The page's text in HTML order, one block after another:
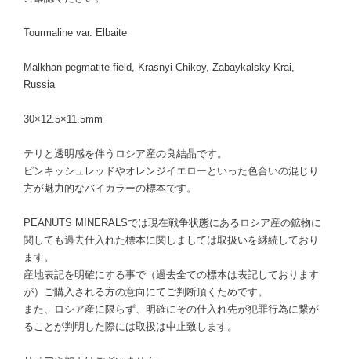
Tourmaline var. Elbaite
Malkhan pegmatite field, Krasnyi Chikoy, Zabaykalsky Krai,
Russia
30×12.5×11.5mm
テリと透明感を伴うロシア産の良結晶です。
ピンキッシュレッドやオレンジイエローといった色合いの混じり
方が魅力的なバイカラーの標本です。
PEANUTS MINERALSでは現在戦争状態にあるロシア産の鉱物に
関しても過去仕入れた標本に関しましては取扱いを継続しており
ます。
産地表記を明確にする事で（過去全ての標本は表記しております
が）ご購入される方の意向にてご判断頂くためです。
また、ロシア産に限らず、明確にその仕入れ先が犯罪行為に繋が
ることが判明した際には取扱は中止致します。